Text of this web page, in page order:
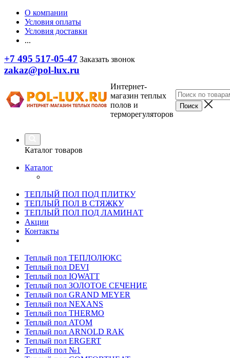
О компании
Условия оплаты
Условия доставки
...
+7 495 517-05-47 Заказать звонок
zakaz@pol-lux.ru
Интернет-
магазин теплых
полов и
терморегуляторов
Каталог товаров
Каталог
ТЕПЛЫЙ ПОЛ ПОД ПЛИТКУ
ТЕПЛЫЙ ПОЛ В СТЯЖКУ
ТЕПЛЫЙ ПОЛ ПОД ЛАМИНАТ
Акции
Контакты
Теплый пол ТЕПЛОЛЮКС
Теплый пол DEVI
Теплый пол IQWATT
Теплый пол ЗОЛОТОЕ СЕЧЕНИЕ
Теплый пол GRAND MEYER
Теплый пол NEXANS
Теплый пол THERMO
Теплый пол ATOM
Теплый пол ARNOLD RAK
Теплый пол ERGERT
Теплый пол №1